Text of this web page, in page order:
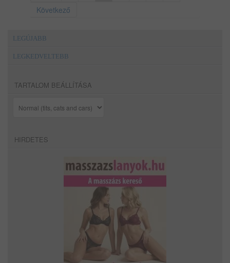
Következő
LEGÚJABB
LEGKEDVELTEBB
TARTALOM BEÁLLÍTÁSA
HIRDETES